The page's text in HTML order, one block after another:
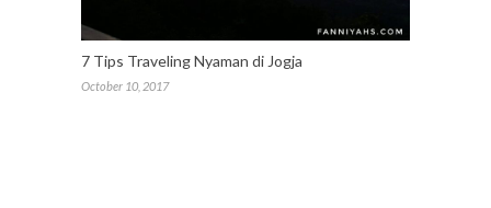
7 Tips Traveling Nyaman di Jogja
October 10, 2017